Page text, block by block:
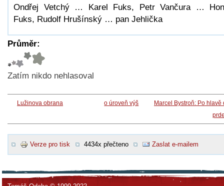
Ondřej Vetchý … Karel Fuks, Petr Vančura …
Fuks, Rudolf Hrušínský … pan Jehlička
Průměr:
Zatím nikdo nehlasoval
Lužinova obrana o úroveň výš
Marcel Bystroň: Po hlavě
Verze pro tisk 4434x přečteno Zaslat e-mailem